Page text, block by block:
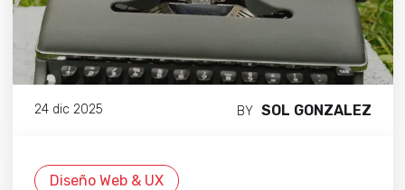
24 dic 2025 BY SOL GONZALEZ
Diseño Web & UX